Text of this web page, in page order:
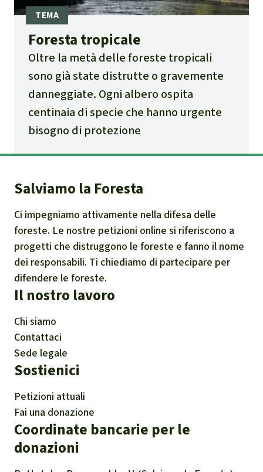
Foresta tropicale
Oltre la metà delle foreste tropicali
sono già state distrutte o gravemente
danneggiate. Ogni albero ospita
centinaia di specie che hanno urgente
bisogno di protezione
Salviamo la Foresta
Ci impegniamo attivamente nella difesa delle
foreste. Le nostre petizioni online si riferiscono a
progetti che distruggono le foreste e fanno il nome
dei responsabili. Ti chiediamo di partecipare per
difendere le foreste.
Il nostro lavoro
Chi siamo
Contattaci
Sede legale
Sostienici
Petizioni attuali
Fai una donazione
Coordinate bancarie per le
donazioni